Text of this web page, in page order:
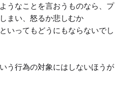
うなことを言おうものなら、プ
まい、怒るか悲しむか
いってもどうにもならないでし
う行為の対象にはしないほうが